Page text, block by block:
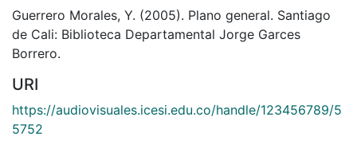
Guerrero Morales, Y. (2005). Plano general. Santiago
de Cali: Biblioteca Departamental Jorge Garces
Borrero.
URI
https://audiovisuales.icesi.edu.co/handle/123456789/5
5752